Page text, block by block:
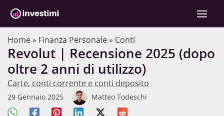
contenuto
Home » Finanza Personale » Conti
Revolut | Recensione 2025 (dopo
oltre 2 anni di utilizzo)
Carte, conti corrente e conti deposito
29 Gennaio 2025 Matteo Todeschi
C
r
c
a